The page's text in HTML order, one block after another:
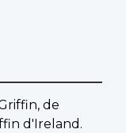
de
d'Ireland.